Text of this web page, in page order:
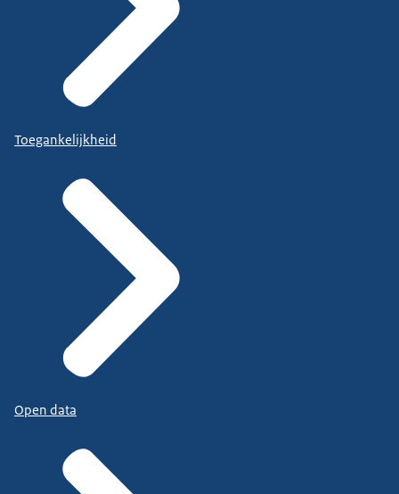
Toegankelijkheid
Open data